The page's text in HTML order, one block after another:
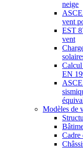
neige
ASCE
vent
EST
vent
Calcul
EN
ASCE
Modèles de
Cadre